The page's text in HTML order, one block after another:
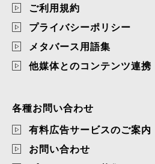
ご利用規約
プライバシーポリシー
メタバース用語集
他媒体とのコンテンツ連携
各種お問い合わせ
有料広告サービスのご案内
お問い合わせ